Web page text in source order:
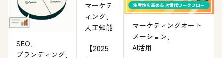
SEO,
ブランディング,
マーケテ
ィング,
人工知能
【2025
マーケティングオート
メーション,
AI活用